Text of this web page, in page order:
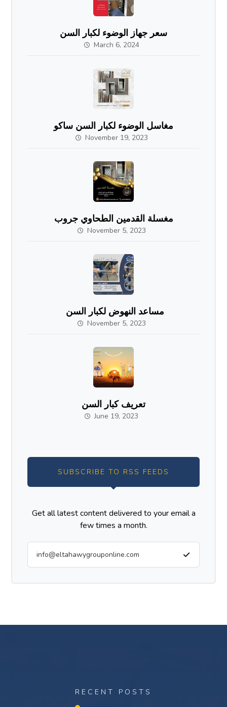
سعر جهاز الوضوء لكبار السن
March 6, 2024
مغاسل الوضوء لكبار السن ساكو
November 19, 2023
مغسلة القدمين الطحاوي جروب
November 5, 2023
مساعد النهوض لكبار السن
November 5, 2023
تعريف كبار السن
June 19, 2023
SUBSCRIBE TO RSS FEEDS
Get all latest content delivered to your email a
few times a month.
RECENT POSTS